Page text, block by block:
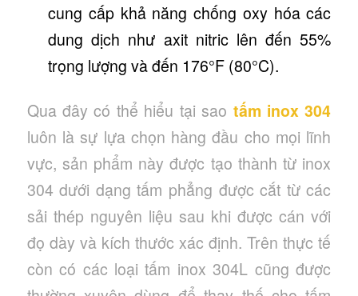
cung cấp khả năng chống oxy hóa các
dung dịch như axit nitric lên đến 55%
trọng lượng và đến 176°F (80°C).
Qua đây có thể hiểu tại sao tấm inox 304
luôn là sự lựa chọn hàng đầu cho mọi lĩnh
vực, sản phẩm này được tạo thành từ inox
304 dưới dạng tấm phẳng được cắt từ các
sải thép nguyên liệu sau khi được cán với
đọ dày và kích thước xác định. Trên thực tế
còn có các loại tấm inox 304L cũng được